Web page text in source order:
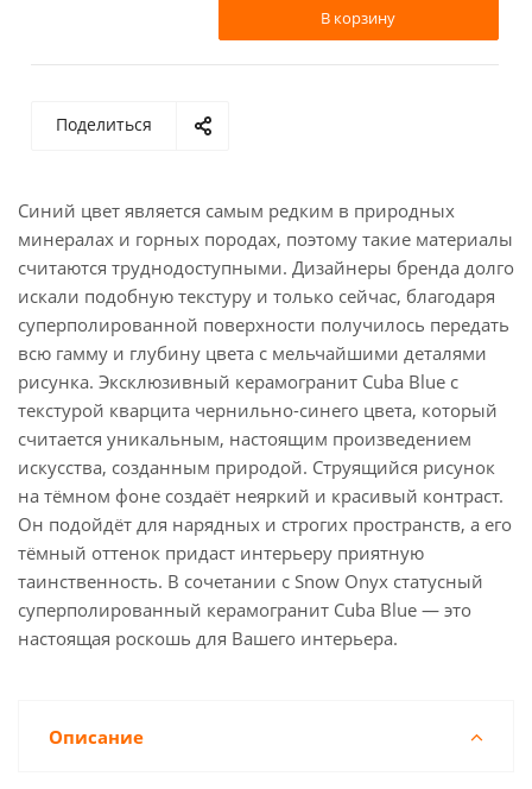
В корзину
Поделиться
Синий цвет является самым редким в природных
минералах и горных породах, поэтому такие материалы
считаются труднодоступными. Дизайнеры бренда долго
искали подобную текстуру и только сейчас, благодаря
суперполированной поверхности получилось передать
всю гамму и глубину цвета с мельчайшими деталями
рисунка. Эксклюзивный керамогранит Cuba Blue с
текстурой кварцита чернильно-синего цвета, который
считается уникальным, настоящим произведением
искусства, созданным природой. Струящийся рисунок
на тёмном фоне создаёт неяркий и красивый контраст.
Он подойдёт для нарядных и строгих пространств, а его
тёмный оттенок придаст интерьеру приятную
таинственность. В сочетании с Snow Onyx статусный
суперполированный керамогранит Cuba Blue — это
настоящая роскошь для Вашего интерьера.
Описание